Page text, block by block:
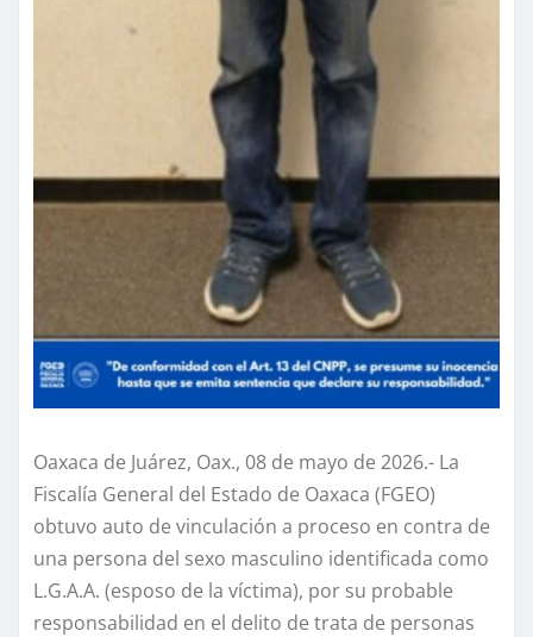
Oaxaca de Juárez, Oax., 08 de mayo de 2026.- La
Fiscalía General del Estado de Oaxaca (FGEO)
obtuvo auto de vinculación a proceso en contra de
una persona del sexo masculino identificada como
L.G.A.A. (esposo de la víctima), por su probable
responsabilidad en el delito de trata de personas